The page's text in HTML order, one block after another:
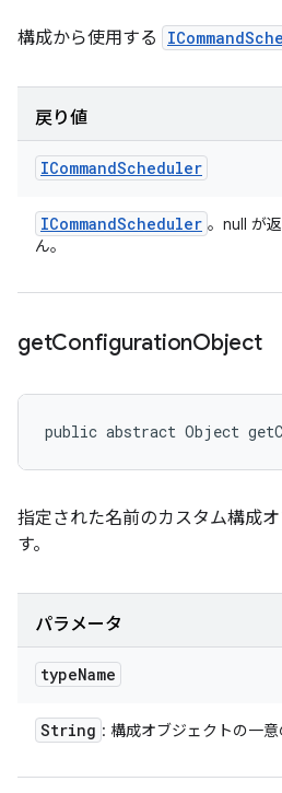
構成から使用する
戻り値
ICommandScheduler
ICommandScheduler 。null が
ん。
getConfigurationObject
public abstract Object
指定された名前のカスタム構成
す。
パラメータ
typeName
String : 構成オブジェクトの一